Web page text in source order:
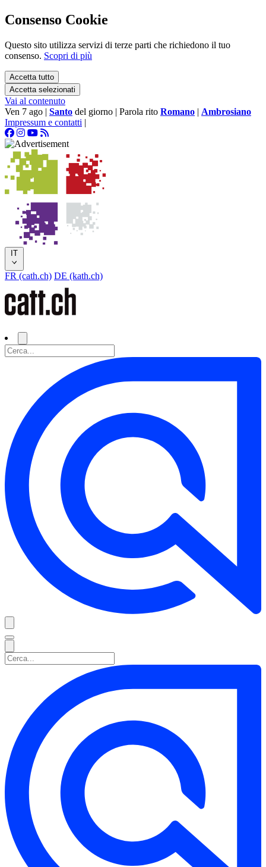
Consenso Cookie
Questo sito utilizza servizi di terze parti che richiedono il tuo
consenso. Scopri di più
Accetta tutto
Accetta selezionati
Vai al contenuto
Ven 7 ago | Santo del giorno | Parola rito Romano | Ambrosiano
Impressum e contatti |
IT
FR (cath.ch) DE (kath.ch)